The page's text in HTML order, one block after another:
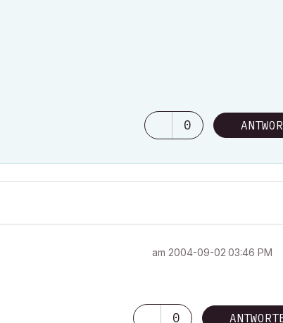
0
am ‎2004-09-02 03:46 PM
0